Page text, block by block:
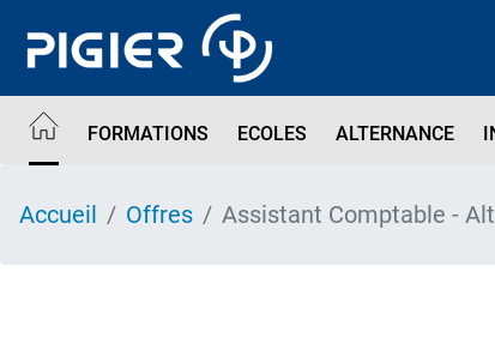
contenu
FORMATIONS ECOLES ALTERNANCE
Accueil Offres Assistant Comptable -